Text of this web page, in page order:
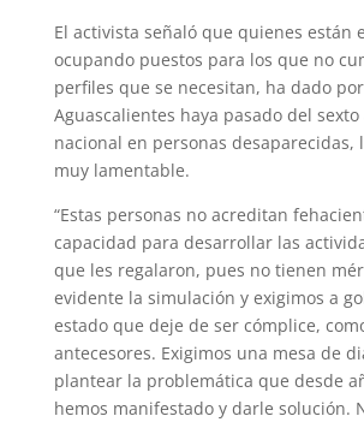
El activista señaló que quienes están
ocupando puestos para los que no
perfiles que se necesitan, ha dado
Aguascalientes haya pasado del
nacional en personas desaparecidas,
muy lamentable.
“Estas personas no acreditan
capacidad para desarrollar las
que les regalaron, pues no tienen
evidente la simulación y exigimos a
estado que deje de ser cómplice,
antecesores. Exigimos una mesa de
plantear la problemática que desde
hemos manifestado y darle solución.